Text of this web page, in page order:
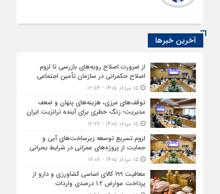
آخرین خبرها
از ضرورت اصلاح رویه‌های بازرسی تا لزوم
اصلاح حکمرانی در سازمان تأمین اجتماعی
۱۵ مرداد ۱۴۰۵ - ۱۲:۵۴
توقف‌های مرزی، هزینه‌های پنهان و ضعف
مدیریت؛ زنگ خطری برای آینده ترانزیت ایران
۱۵ مرداد ۱۴۰۵ - ۱۲:۲۷
لزوم تسریع توسعه زیرساخت‌های آبی و
حمایت از پروژه‌های عمرانی در شرایط بحرانی
۱۵ مرداد ۱۴۰۵ - ۱۲:۰۸
معافیت 199 کالای اساسی کشاورزی و دارو از
پرداخت عوارض 1.2 درصدی واردات